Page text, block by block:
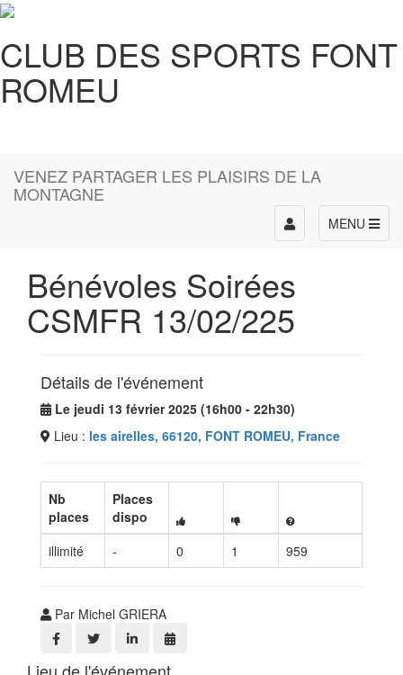
CLUB DES SPORTS FONT
ROMEU
VENEZ PARTAGER LES PLAISIRS DE LA
MONTAGNE
MENU
Toggle
navigation
Bénévoles Soirées
CSMFR 13/02/225
Détails de l'événement
Le jeudi 13 février 2025 (16h00 - 22h30)
Lieu : les airelles, 66120, FONT ROMEU, France
Nb
places
Places
dispo
illimité
- 0 1 959
Par Michel GRIERA